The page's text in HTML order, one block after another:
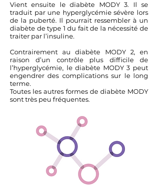
Vient ensuite le diabète MODY 3. Il se
traduit par une hyperglycémie sévère lors
de la puberté. Il pourrait ressembler à un
diabète de type 1 du fait de la nécessité de
traiter par l’insuline.
Contrairement au diabète MODY 2, en
raison d’un contrôle plus difficile de
l’hyperglycémie, le diabète MODY 3 peut
engendrer des complications sur le long
terme.
Toutes les autres formes de diabète MODY
sont très peu fréquentes.